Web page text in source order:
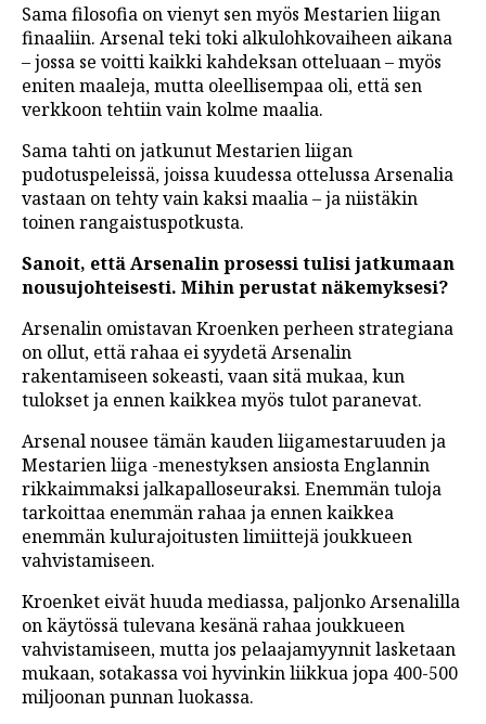
Sama filosofia on vienyt sen myös Mestarien liigan
finaaliin. Arsenal teki toki alkulohkovaiheen aikana
– jossa se voitti kaikki kahdeksan otteluaan – myös
eniten maaleja, mutta oleellisempaa oli, että sen
verkkoon tehtiin vain kolme maalia.
Sama tahti on jatkunut Mestarien liigan
pudotuspeleissä, joissa kuudessa ottelussa Arsenalia
vastaan on tehty vain kaksi maalia – ja niistäkin
toinen rangaistuspotkusta.
Sanoit, että Arsenalin prosessi tulisi jatkumaan
nousujohteisesti. Mihin perustat näkemyksesi?
Arsenalin omistavan Kroenken perheen strategiana
on ollut, että rahaa ei syydetä Arsenalin
rakentamiseen sokeasti, vaan sitä mukaa, kun
tulokset ja ennen kaikkea myös tulot paranevat.
Arsenal nousee tämän kauden liigamestaruuden ja
Mestarien liiga -menestyksen ansiosta Englannin
rikkaimmaksi jalkapalloseuraksi. Enemmän tuloja
tarkoittaa enemmän rahaa ja ennen kaikkea
enemmän kulurajoitusten limiittejä joukkueen
vahvistamiseen.
Kroenket eivät huuda mediassa, paljonko Arsenalilla
on käytössä tulevana kesänä rahaa joukkueen
vahvistamiseen, mutta jos pelaajamyynnit lasketaan
mukaan, sotakassa voi hyvinkin liikkua jopa 400-500
miljoonan punnan luokassa.